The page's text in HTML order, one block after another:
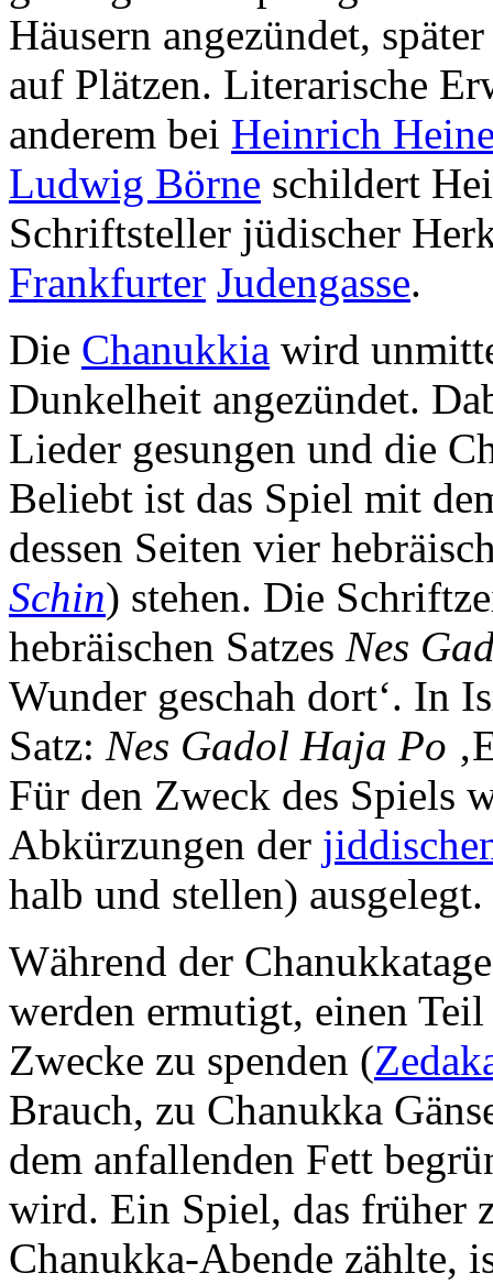
Häusern angezündet,
auf Plätzen. Literarische
anderem bei Heinrich
Ludwig Börne schildert
Schriftsteller jüdischer
Frankfurter Judengasse.
Die Chanukkia wird
Dunkelheit angezündet.
Lieder gesungen und die
Beliebt ist das Spiel mit
dessen Seiten vier
Schin) stehen. Die
hebräischen Satzes Nes
Wunder geschah dort‘. In
Satz: Nes Gadol Haja Po
Für den Zweck des Spiels
Abkürzungen der
halb und stellen) ausgelegt.
Während der
werden ermutigt, einen
Zwecke zu spenden (
Brauch, zu Chanukka
dem anfallenden Fett
wird. Ein Spiel, das früher
Chanukka-Abende zählte,